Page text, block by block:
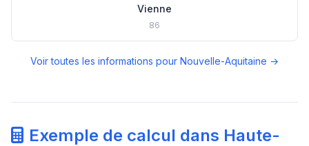
Vienne
86
Voir toutes les informations pour Nouvelle-Aquitaine →
Exemple de calcul dans Haute-